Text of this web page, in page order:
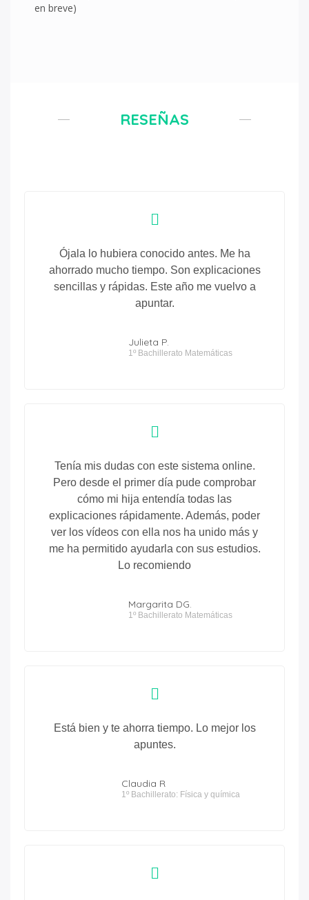
en breve)
RESEÑAS
Ójala lo hubiera conocido antes. Me ha
ahorrado mucho tiempo. Son explicaciones
sencillas y rápidas. Este año me vuelvo a
apuntar.
Julieta P.
1º Bachillerato Matemáticas
Tenía mis dudas con este sistema online.
Pero desde el primer día pude comprobar
cómo mi hija entendía todas las
explicaciones rápidamente. Además, poder
ver los vídeos con ella nos ha unido más y
me ha permitido ayudarla con sus estudios.
Lo recomiendo
Margarita DG.
1º Bachillerato Matemáticas
Está bien y te ahorra tiempo. Lo mejor los
apuntes.
Claudia R
1º Bachillerato: Física y química